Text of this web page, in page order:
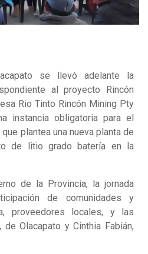
se llevó adelante la
al proyecto Rincón
Rio Tinto Rincón Mining Pty
instancia obligatoria para el
plantea una nueva planta de
de litio grado batería en la
de la Provincia, la jornada
de comunidades y
proveedores locales, y las
de Olacapato y Cinthia Fabián,